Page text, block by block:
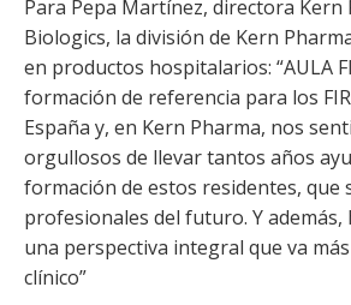
Para Pepa Martínez, directora Kern
Biologics, la división de Kern
en productos hospitalarios: “AULA
formación de referencia para los
España y, en Kern Pharma, nos
orgullosos de llevar tantos años
formación de estos residentes, que
profesionales del futuro. Y además,
una perspectiva integral que va
clínico”